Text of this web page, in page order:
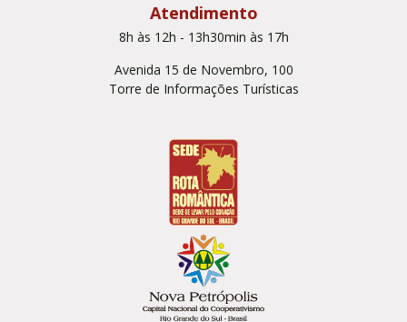
Atendimento
8h às 12h - 13h30min às 17h
Avenida 15 de Novembro, 100
Torre de Informações Turísticas